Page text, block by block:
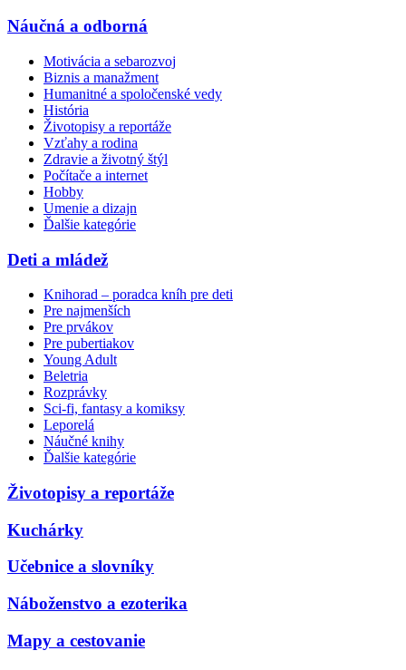
Náučná a odborná
Motivácia a sebarozvoj
Biznis a manažment
Humanitné a spoločenské vedy
História
Životopisy a reportáže
Vzťahy a rodina
Zdravie a životný štýl
Počítače a internet
Hobby
Umenie a dizajn
Ďalšie kategórie
Deti a mládež
Knihorad – poradca kníh pre deti
Pre najmenších
Pre prvákov
Pre pubertiakov
Young Adult
Beletria
Rozprávky
Sci-fi, fantasy a komiksy
Leporelá
Náučné knihy
Ďalšie kategórie
Životopisy a reportáže
Kuchárky
Učebnice a slovníky
Náboženstvo a ezoterika
Mapy a cestovanie